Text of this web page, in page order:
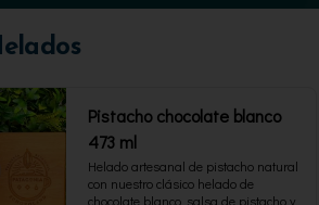
Pistacho chocolate blanco
473 ml
Helado artesanal de pistacho natural
con nuestro clásico helado de
chocolate blanco, salsa de pistacho y